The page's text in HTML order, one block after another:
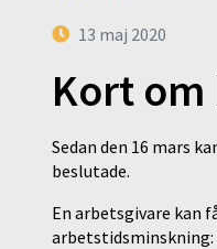
13 maj 2020
Kort
Sedan den 16 mars
beslutade.
En arbetsgivare kan
arbetstidsminskning: